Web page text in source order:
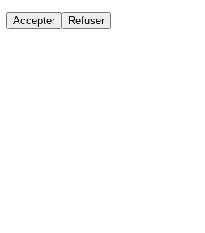
Accepter Refuser